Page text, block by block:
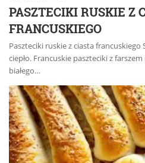
PASZTECIKI RUSKIE Z
FRANCUSKIEGO
Paszteciki ruskie z ciasta
ciepło. Francuskie paszteciki z
białego…